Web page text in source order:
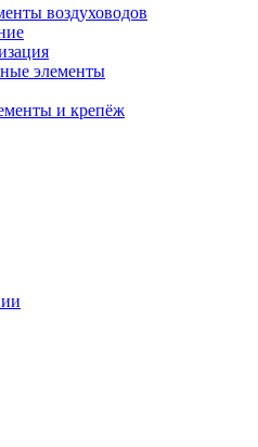
воздуховодов
элементы
и крепёж